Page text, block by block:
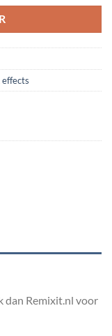
dan Remixit.nl voor